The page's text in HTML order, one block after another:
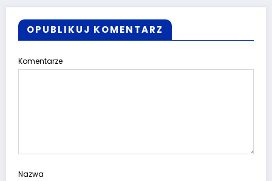
OPUBLIKUJ KOMENTARZ
Komentarze
Nazwa